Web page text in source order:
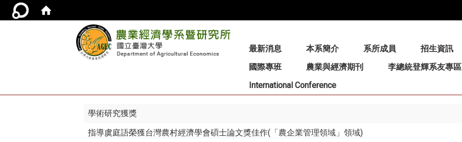
最新消息 本系簡介 系所成員 招生資訊
國際專班
農業與經濟期刊 李總統登輝系友專區
International Conference
學術研究獲獎
指導虞庭語榮獲台灣農村經濟學會碩士論文獎佳作(「農企業管理領域」領域)